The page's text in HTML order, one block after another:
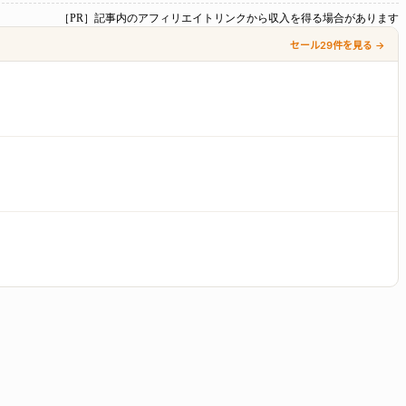
［PR］記事内のアフィリエイトリンクから収入を得る場合があります
セール29件を見る →